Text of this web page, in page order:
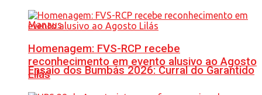
Ensaio dos Bumbás 2026: Curral do Garantido
Homenagem: FVS-RCP recebe
reconhecimento em evento alusivo ao Agosto
Lilás